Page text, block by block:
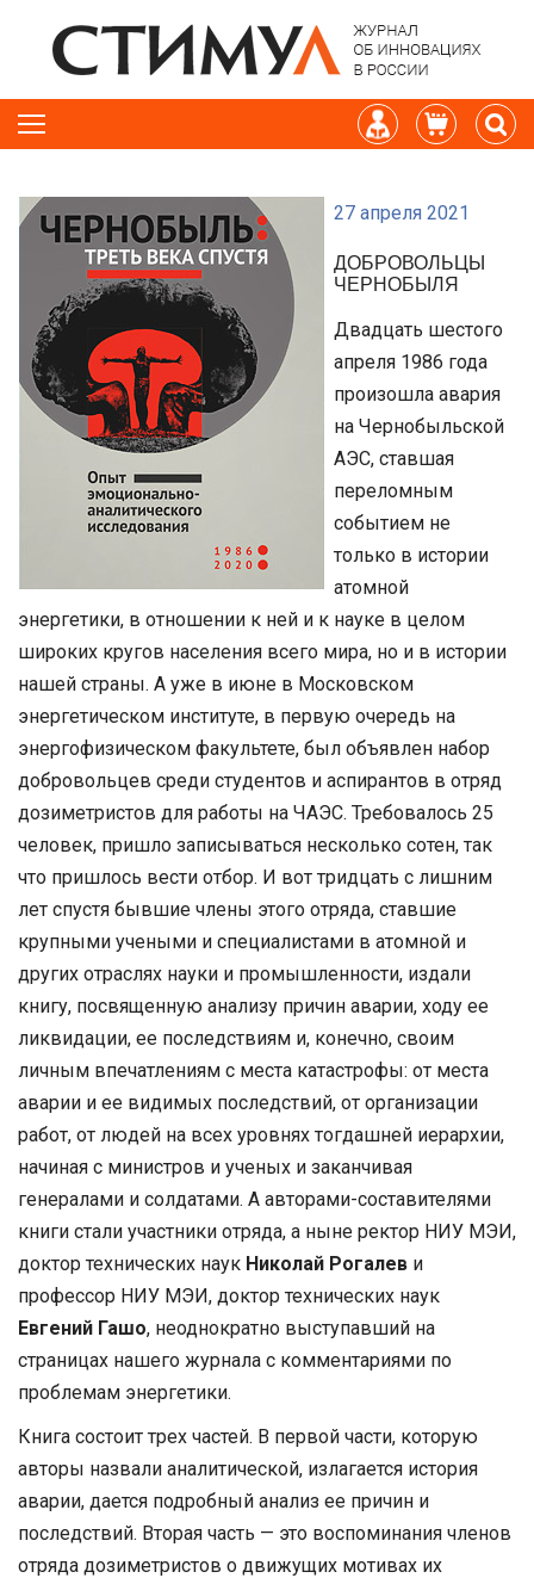
27 апреля 2021
ДОБРОВОЛЬЦЫ
ЧЕРНОБЫЛЯ
Двадцать шестого
апреля 1986 года
произошла авария
на Чернобыльской
АЭС, ставшая
переломным
событием не
только в истории
атомной
энергетики, в отношении к ней и к науке в целом
широких кругов населения всего мира, но и в истории
нашей страны. А уже в июне в Московском
энергетическом институте, в первую очередь на
энергофизическом факультете, был объявлен набор
добровольцев среди студентов и аспирантов в отряд
дозиметристов для работы на ЧАЭС. Требовалось 25
человек, пришло записываться несколько сотен, так
что пришлось вести отбор. И вот тридцать с лишним
лет спустя бывшие члены этого отряда, ставшие
крупными учеными и специалистами в атомной и
других отраслях науки и промышленности, издали
книгу, посвященную анализу причин аварии, ходу ее
ликвидации, ее последствиям и, конечно, своим
личным впечатлениям с места катастрофы: от места
аварии и ее видимых последствий, от организации
работ, от людей на всех уровнях тогдашней иерархии,
начиная с министров и ученых и заканчивая
генералами и солдатами. А авторами-составителями
книги стали участники отряда, а ныне ректор НИУ МЭИ,
доктор технических наук Николай Рогалев и
профессор НИУ МЭИ, доктор технических наук
Евгений Гашо, неоднократно выступавший на
страницах нашего журнала с комментариями по
проблемам энергетики.
Книга состоит трех частей. В первой части, которую
авторы назвали аналитической, излагается история
аварии, дается подробный анализ ее причин и
последствий. Вторая часть — это воспоминания членов
отряда дозиметристов о движущих мотивах их